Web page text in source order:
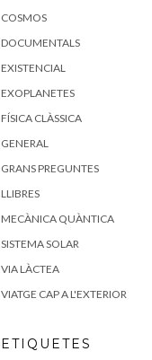
COSMOS
DOCUMENTALS
EXISTENCIAL
EXOPLANETES
FÍSICA CLÀSSICA
GENERAL
GRANS PREGUNTES
LLIBRES
MECÀNICA QUÀNTICA
SISTEMA SOLAR
VIA LÀCTEA
VIATGE CAP A L'EXTERIOR
ETIQUETES